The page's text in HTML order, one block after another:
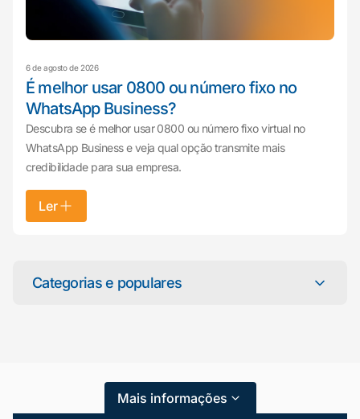
6 de agosto de 2026
É melhor usar 0800 ou número fixo no
WhatsApp Business?
Descubra se é melhor usar 0800 ou número fixo virtual no
WhatsApp Business e veja qual opção transmite mais
credibilidade para sua empresa.
Ler
Categorias e populares
Atendimento ao Cliente
Blog
Mais informações
online agora